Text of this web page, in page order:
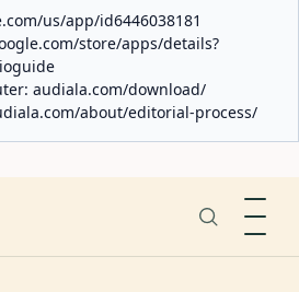
us/app/id6446038181
store/apps/details?
audiala.com/download/
about/editorial-process/